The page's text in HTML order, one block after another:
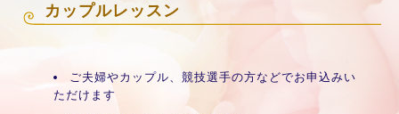
カップルレッスン
ご夫婦やカップル、競技選手の方などでお申込みい
ただけます